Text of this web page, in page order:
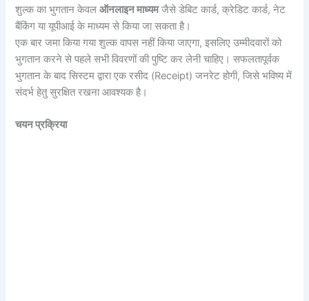
शुल्क का भुगतान केवलऑनलाइन माध्यमजैसे डेबिट कार्ड, क्रेडिट कार्ड, नेट
बैंकिंग या यूपीआई के माध्यम से किया जा सकता है।
एक बार जमा किया गया शुल्क वापस नहीं किया जाएगा, इसलिए उम्मीदवारों को
भुगतान करने से पहले सभी विवरणों की पुष्टि कर लेनी चाहिए। सफलतापूर्वक
भुगतान के बाद सिस्टम द्वारा एक रसीद (Receipt) जनरेट होगी, जिसे भविष्य में
संदर्भ हेतु सुरक्षित रखना आवश्यक है।
चयन प्रक्रिया